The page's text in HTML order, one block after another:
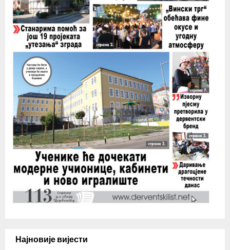
Најновије вијести